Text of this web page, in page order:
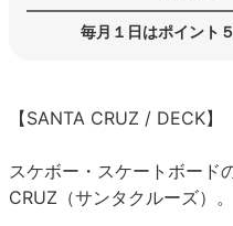
毎月１日はポイント
【SANTA CRUZ / DECK】
スケボー・スケートボード
CRUZ（サンタクルーズ）。